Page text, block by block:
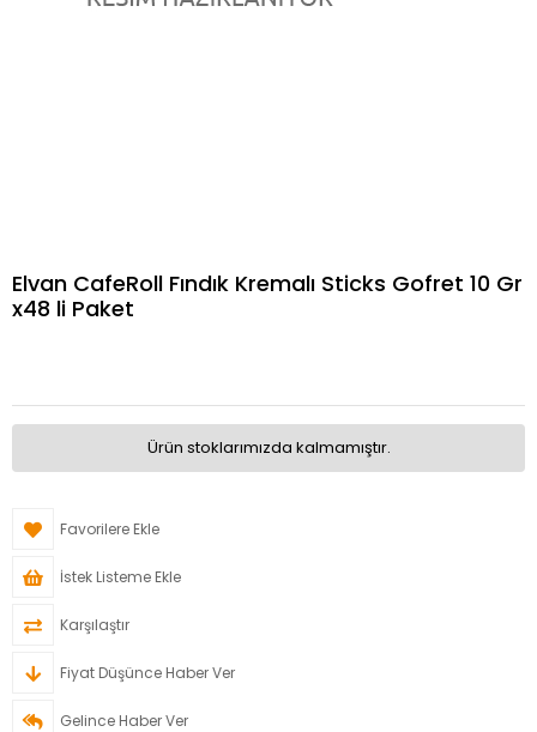
Elvan CafeRoll Fındık Kremalı Sticks Gofret 10 Gr
x48 li Paket
Ürün stoklarımızda kalmamıştır.
Favorilere Ekle
İstek Listeme Ekle
Karşılaştır
Fiyat Düşünce Haber Ver
Gelince Haber Ver